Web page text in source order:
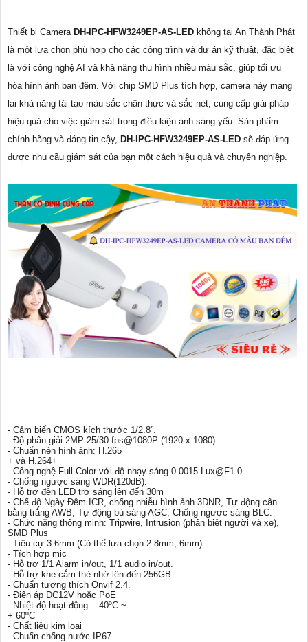
Thiết bị Camera DH-IPC-HFW3249EP-AS-LED không tại An Thành Phát
là một lựa chọn phù hợp cho các công trình và dự án kỹ thuật, đặc biệt
là với công nghệ AI và khả năng thu hình nhiều màu sắc, giúp tối ưu
hóa hình ảnh ban đêm. Với chip SMD Plus tích hợp, camera này mang
lại khả năng tái tạo màu sắc chân thực và sắc nét, cung cấp giải pháp
hiệu quả cho việc giám sát trong điều kiện ánh sáng yếu. Sản phẩm
chính hãng và đáng tin cậy, DH-IPC-HFW3249EP-AS-LED sẽ đáp ứng
được nhu cầu giám sát của bạn một cách hiệu quả và chuyên nghiệp.
- Cảm biến CMOS kích thước 1/2.8”.
- Độ phân giải 2MP 25/30 fps@1080P (1920 x 1080)
- Chuẩn nén hình ảnh: H.265
+ và H.264+
- Công nghệ Full-Color với độ nhạy sáng 0.0015 Lux@F1.0
- Chống ngược sáng WDR(120dB).
- Hỗ trợ đèn LED trợ sáng lên đến 30m
- Chế độ Ngày Đêm ICR, chống nhiễu hình ảnh 3DNR, Tự động cân
bằng trắng AWB, Tự động bù sáng AGC, Chống ngược sáng BLC.
- Chức năng thông minh: Tripwire, Intrusion (phân biệt người và xe),
SMD Plus
- Tiêu cự 3.6mm (Có thể lựa chọn 2.8mm, 6mm)
- Tích hợp mic
- Hỗ trợ 1/1 Alarm in/out, 1/1 audio in/out.
- Hỗ trợ khe cắm thẻ nhớ lên đến 256GB
- Chuẩn tương thích Onvif 2.4.
- Điện áp DC12V hoặc PoE
- Nhiệt độ hoạt động : -40ºC ~
+ 60ºC
- Chất liệu kim loại
- Chuẩn chống nước IP67